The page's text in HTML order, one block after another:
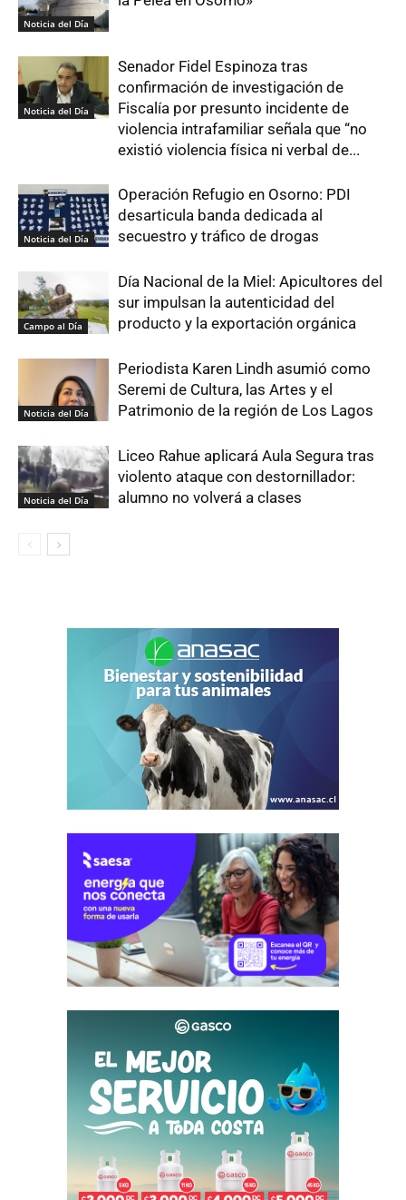
Noticia del Día
Noticia del Día
Senador Fidel Espinoza tras
confirmación de investigación de
Fiscalía por presunto incidente de
violencia intrafamiliar señala que “no
existió violencia física ni verbal de...
Noticia del Día
Operación Refugio en Osorno: PDI
desarticula banda dedicada al
secuestro y tráfico de drogas
Campo al Día
Día Nacional de la Miel: Apicultores del
sur impulsan la autenticidad del
producto y la exportación orgánica
Noticia del Día
Periodista Karen Lindh asumió como
Seremi de Cultura, las Artes y el
Patrimonio de la región de Los Lagos
Noticia del Día
Liceo Rahue aplicará Aula Segura tras
violento ataque con destornillador:
alumno no volverá a clases